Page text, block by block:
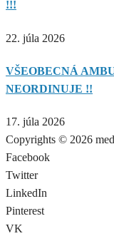
!!!
22. júla 2026
VŠEOBECNÁ
NEORDINUJE !!
17. júla 2026
Copyrights © 2026
Facebook
Twitter
LinkedIn
Pinterest
VK